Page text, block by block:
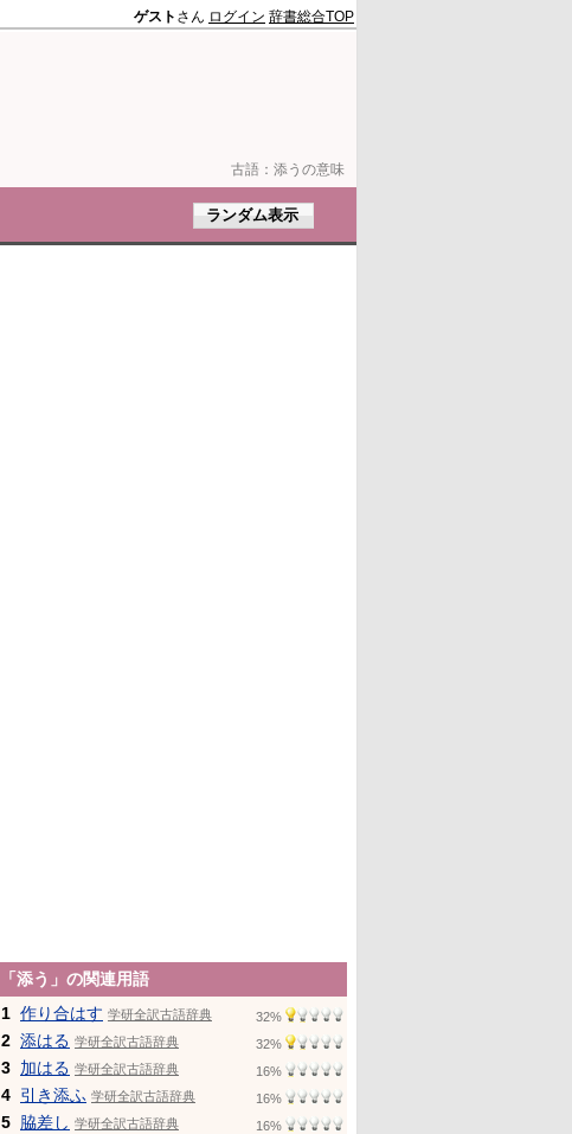
古語： 添うの意味
ゲスト さん ログイン 辞書総合TOP
「添う」の関連用語
1 作り合はす 学研全訳古語辞典 32%
2 添はる 学研全訳古語辞典 32%
3 加はる 学研全訳古語辞典 16%
4 引き添ふ 学研全訳古語辞典 16%
5 脇差し 学研全訳古語辞典 16%